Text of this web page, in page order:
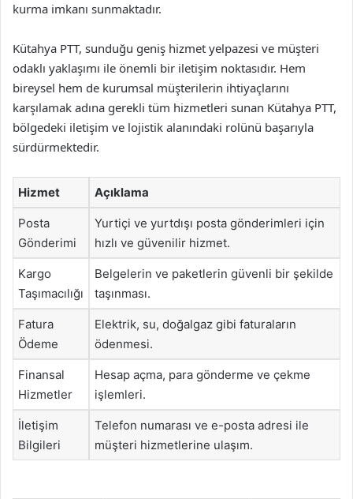
kurma imkanı sunmaktadır.
Kütahya PTT, sunduğu geniş hizmet yelpazesi ve müşteri
odaklı yaklaşımı ile önemli bir iletişim noktasıdır. Hem
bireysel hem de kurumsal müşterilerin ihtiyaçlarını
karşılamak adına gerekli tüm hizmetleri sunan Kütahya PTT,
bölgedeki iletişim ve lojistik alanındaki rolünü başarıyla
sürdürmektedir.
Hizmet Açıklama
Posta
Gönderimi
Yurtiçi ve yurtdışı posta gönderimleri için
hızlı ve güvenilir hizmet.
Kargo
Taşımacılığı
Belgelerin ve paketlerin güvenli bir şekilde
taşınması.
Fatura
Ödeme
Elektrik, su, doğalgaz gibi faturaların
ödenmesi.
Finansal
Hizmetler
Hesap açma, para gönderme ve çekme
işlemleri.
İletişim
Bilgileri
Telefon numarası ve e-posta adresi ile
müşteri hizmetlerine ulaşım.